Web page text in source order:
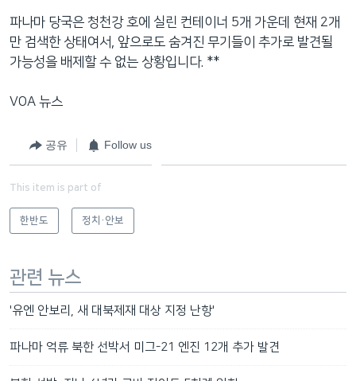
파나마 당국은 청천강 호에 실린 컨테이너 5개 가운데 현재 2개
만 검색한 상태여서, 앞으로도 숨겨진 무기들이 추가로 발견될
가능성을 배제할 수 없는 상황입니다. **
VOA 뉴스
공유 Follow us
This item is part of
한반도 정치·안보
관련 뉴스
'유엔 안보리, 새 대북제재 대상 지정 난항'
파나마 억류 북한 선박서 미그-21 엔진 12개 추가 발견